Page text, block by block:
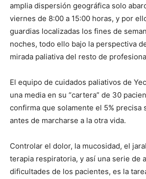
amplia dispersión geográfica solo
viernes de 8:00 a 15:00 horas, y por
guardias localizadas los fines de
noches, todo ello bajo la perspectiva
mirada paliativa del resto de
El equipo de cuidados paliativos de
una media en su “cartera” de 30
confirma que solamente el 5% precisa
antes de marcharse a la otra vida.
Controlar el dolor, la mucosidad, el
terapia respiratoria, y así una serie de
dificultades de los pacientes, es la